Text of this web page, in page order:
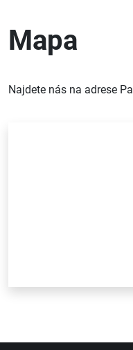
Mapa
Najdete nás na adrese